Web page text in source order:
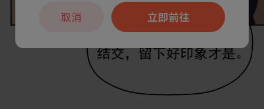
立即前往
取消